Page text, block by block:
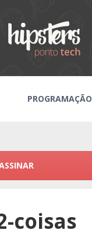
PROGRAMAÇÃO
coisas